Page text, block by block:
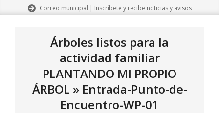
Correo municipal | Inscríbete y recibe noticias y avisos
Árboles listos para la
actividad familiar
PLANTANDO MI PROPIO
ÁRBOL » Entrada-Punto-de-
Encuentro-WP-01